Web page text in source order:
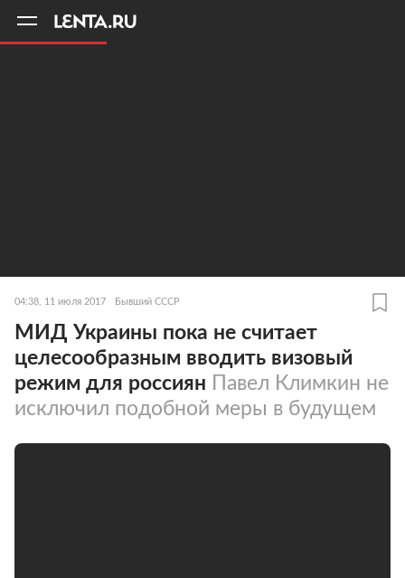
04:38, 11 июля 2017 Бывший СССР
МИД Украины пока не считает
целесообразным вводить визовый
режим для россиян Павел Климкин не
исключил подобной меры в будущем